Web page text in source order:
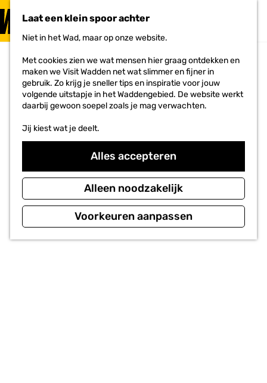
Laat een klein spoor achter
Niet in het Wad, maar op onze website.
Met cookies zien we wat mensen hier graag ontdekken en
maken we Visit Wadden net wat slimmer en fijner in
gebruik. Zo krijg je sneller tips en inspiratie voor jouw
volgende uitstapje in het Waddengebied. De website werkt
daarbij gewoon soepel zoals je mag verwachten.
Jij kiest wat je deelt.
Alles accepteren
Alleen noodzakelijk
Voorkeuren aanpassen
G
F
v
r
i
e
t
e
MENU